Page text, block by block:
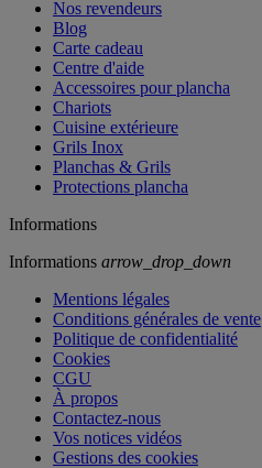
Nos revendeurs
Blog
Carte cadeau
Centre d'aide
Accessoires pour plancha
Chariots
Cuisine extérieure
Grils Inox
Planchas & Grils
Protections plancha
Informations
Informations arrow_drop_down
Mentions légales
Conditions générales de vente
Politique de confidentialité
Cookies
CGU
À propos
Contactez-nous
Vos notices vidéos
Gestions des cookies